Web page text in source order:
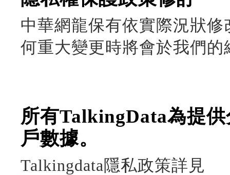
中華網龍保有依實際況狀
何重大變更時將會於我們
所有TalkingData為提
戶數據。
Talkingdata隱私政策詳見